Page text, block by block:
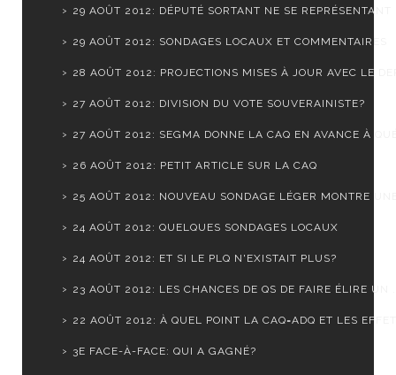
29 AOÛT 2012: DÉPUTÉ SORTANT NE SE REPRÉSENTANT
29 AOÛT 2012: SONDAGES LOCAUX ET COMMENTAIRES
28 AOÛT 2012: PROJECTIONS MISES À JOUR AVEC LE
27 AOÛT 2012: DIVISION DU VOTE SOUVERAINISTE?
27 AOÛT 2012: SEGMA DONNE LA CAQ EN AVANCE À
26 AOÛT 2012: PETIT ARTICLE SUR LA CAQ
25 AOÛT 2012: NOUVEAU SONDAGE LÉGER MONTRE
24 AOÛT 2012: QUELQUES SONDAGES LOCAUX
24 AOÛT 2012: ET SI LE PLQ N'EXISTAIT PLUS?
23 AOÛT 2012: LES CHANCES DE QS DE FAIRE ÉLIRE UN
22 AOÛT 2012: À QUEL POINT LA CAQ=ADQ ET LES
3E FACE-À-FACE: QUI A GAGNÉ?